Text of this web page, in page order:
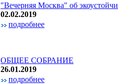
"Вечерняя Москва" об
02.02.2019
подробнее
ОБЩЕЕ СОБРАНИЕ
26.01.2019
подробнее